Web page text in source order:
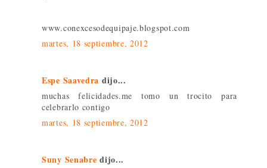
www.conexcesodequipaje.blogspot.com
martes, 18 septiembre, 2012
Espe Saavedra dijo...
muchas felicidades.me tomo un trocito para
celebrarlo contigo
martes, 18 septiembre, 2012
Suny Senabre dijo...